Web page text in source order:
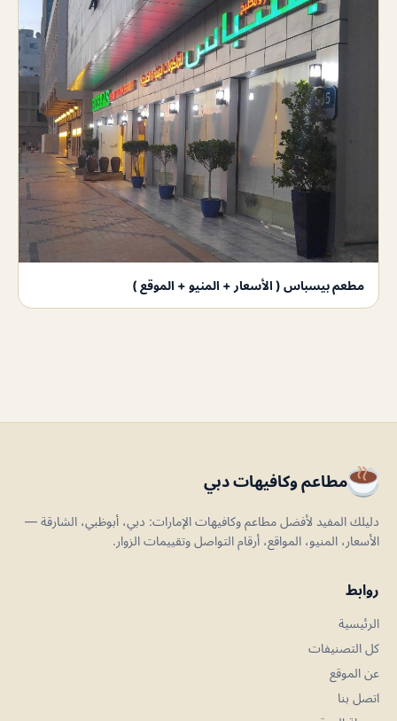
مطعم بيسباس ( الأسعار + المنيو + الموقع )
مطاعم وكافيهات دبي
دليلك المفيد لأفضل مطاعم وكافيهات الإمارات: دبي، أبوظبي، الشارقة —
الأسعار، المنيو، المواقع، أرقام التواصل وتقييمات الزوار.
روابط
الرئيسية
كل التصنيفات
عن الموقع
اتصل بنا